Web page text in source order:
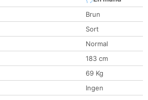
Brun
Sort
Normal
183 cm
69 Kg
Ingen